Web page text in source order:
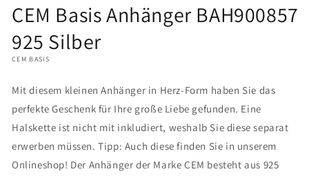
CEM Basis Anhänger BAH900857
925 Silber
CEM BASIS
Mit diesem kleinen Anhänger in Herz-Form haben Sie das
perfekte Geschenk für Ihre große Liebe gefunden. Eine
Halskette ist nicht mit inkludiert, weshalb Sie diese separat
erwerben müssen. Tipp: Auch diese finden Sie in unserem
Onlineshop! Der Anhänger der Marke CEM besteht aus 925